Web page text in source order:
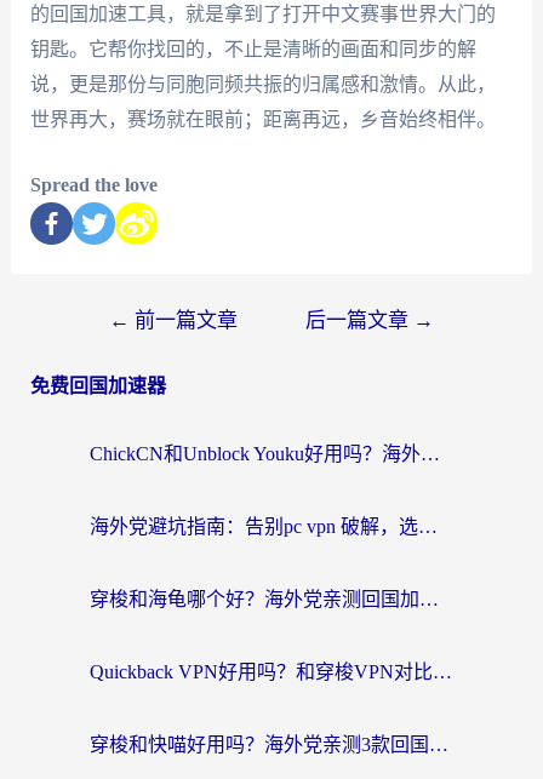
的回国加速工具，就是拿到了打开中文赛事世界大门的
钥匙。它帮你找回的，不止是清晰的画面和同步的解
说，更是那份与同胞同频共振的归属感和激情。从此，
世界再大，赛场就在眼前；距离再远，乡音始终相伴。
Spread the love
← 前一篇文章 后一篇文章 →
免费回国加速器
ChickCN和Unblock Youku好用吗？海外党亲测3款回国加速器，附iOS免费选择指南
海外党避坑指南：告别pc vpn 破解，选对回国加速器轻松访问国内资源
穿梭和海龟哪个好？海外党亲测回国加速器，附电脑免费VPN推荐
Quickback VPN好用吗？和穿梭VPN对比哪个回国效果更好？海外党必看的真实测评与选择指南
穿梭和快喵好用吗？海外党亲测3款回国加速器，附日本回国VPN避坑指南